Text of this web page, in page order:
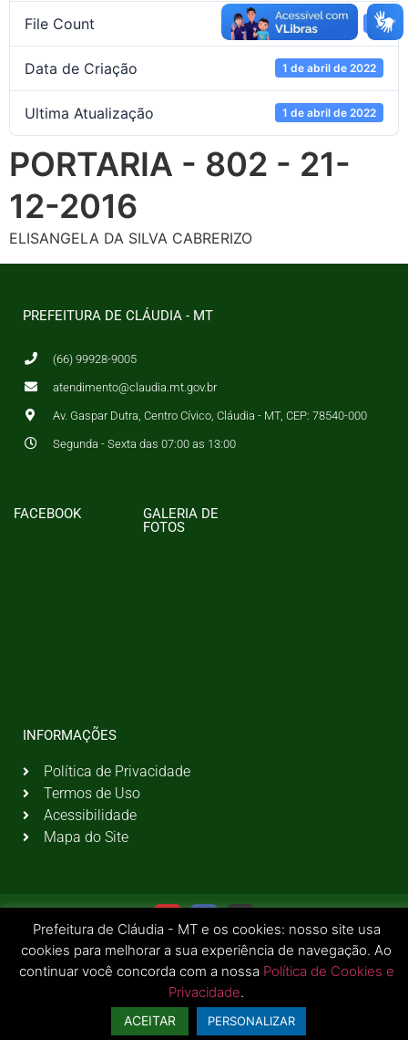
File Count 1
Data de Criação 1 de abril de 2022
Ultima Atualização 1 de abril de 2022
PORTARIA - 802 - 21-
12-2016
ELISANGELA DA SILVA CABRERIZO
PREFEITURA DE CLÁUDIA - MT
(66) 99928-9005
atendimento@claudia.mt.gov.br
Av. Gaspar Dutra, Centro Cívico, Cláudia - MT, CEP: 78540-000
Segunda - Sexta das 07:00 as 13:00
FACEBOOK
GALERIA DE
FOTOS
INFORMAÇÕES
Política de Privacidade
Termos de Uso
Acessibilidade
Mapa do Site
© 2026 Todos os Direitos Reservados | Prefeitura Municipal de Cláudia - MT
Prefeitura de Cláudia - MT e os cookies: nosso site usa
cookies para melhorar a sua experiência de navegação. Ao
continuar você concorda com a nossa Política de Cookies e
Privacidade.
ACEITAR PERSONALIZAR